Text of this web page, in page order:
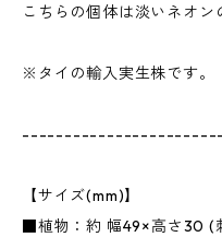
こちらの個体は淡いネオン
※タイの輸入実生株です。
【サイズ(mm)】
■植物：約 幅49×高さ30 (